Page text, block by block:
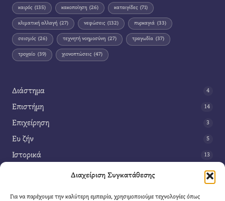
Διαχείριση Συγκατάθεσης
Για να παρέχουμε την καλύτερη εμπειρία, χρησιμοποιούμε τεχνολογίες όπως
καιρός (135) κακοποίηση (26) καταιγίδες (71)
κλιματική αλλαγή (27) νεφώσεις (132) πυρκαγιά (33)
σεισμός (26) τεχνητή νοημοσύνη (27) τραγωδία (37)
τροχαίο (39) χιονοπτώσεις (47)
Διάστημα 4
Επιστήμη 14
Επιχείρηση 3
Ευ ζήν 5
Ιστορικά 13
42